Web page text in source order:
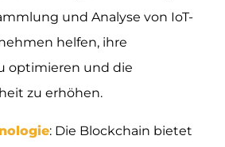
und Analyse von IoT-
helfen, ihre
optimieren und die
zu erhöhen.
: Die Blockchain bietet